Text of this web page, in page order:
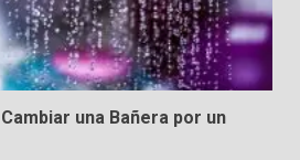
una Bañera por un